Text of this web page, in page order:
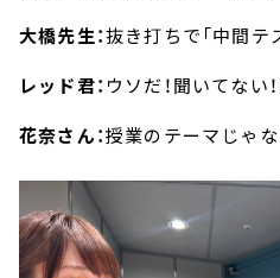
大橋先生：抜き打ちで「中間テ
レッド君： ウソだ！聞いてない
花奈さん：授業のテーマじゃな